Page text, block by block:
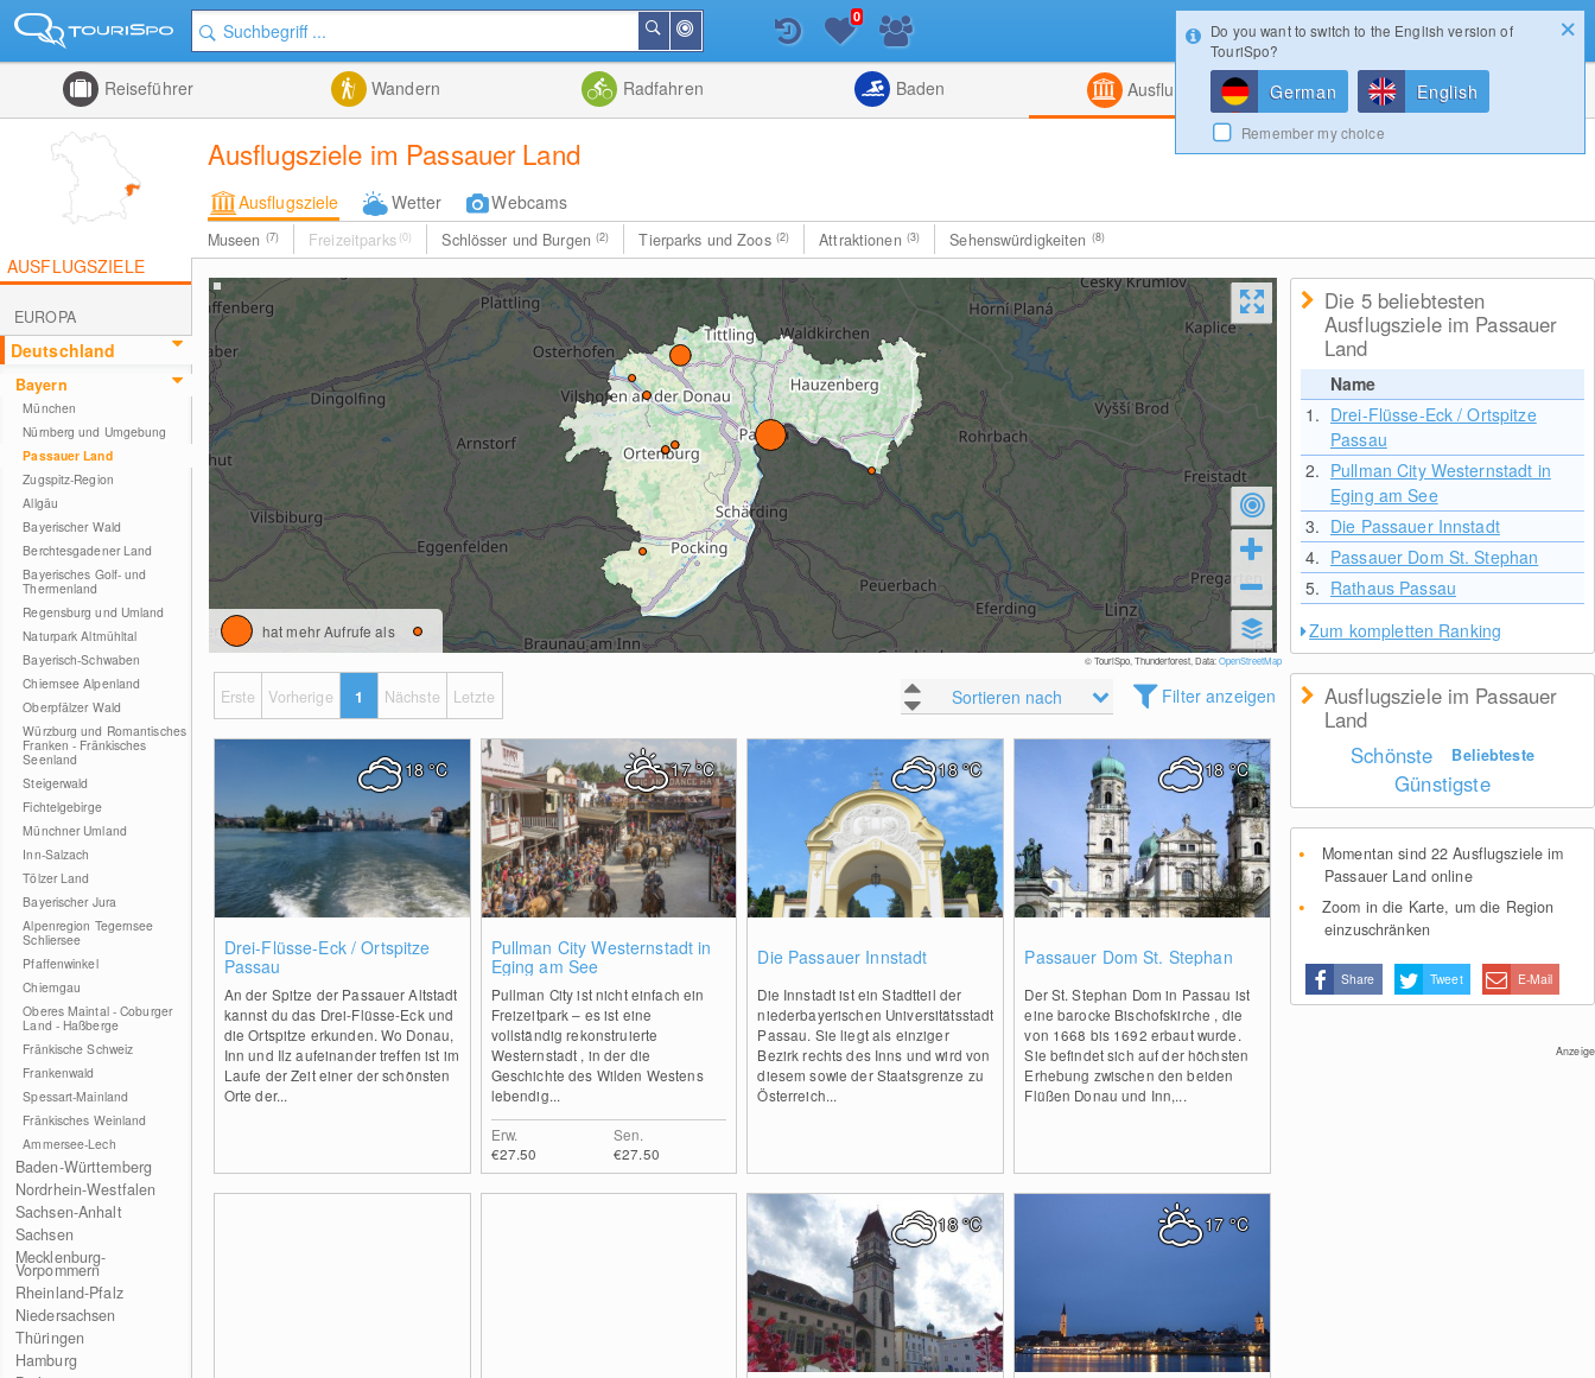
der
Nähe
Suchen
Listenansicht
Kombiniert
0
Reiseführer Wandern Radfahren Baden Ausflugsziele Magazin
Ausflugsziele im Passauer Land
Ausflugsziele Wetter Webcams
Museen (7) Freizeitparks (0) Schlösser und Burgen(2) Tierparks und Zoos (2) Attraktionen (3) Sehenswürdigkeiten (8)
AUSFLUGSZIELE
EUROPA
Deutschland
Bayern
München
Nürnberg und Umgebung
Passauer Land
Zugspitz-Region
Allgäu
Bayerischer Wald
Berchtesgadener Land
Bayerisches Golf- und
Thermenland
Regensburg und Umland
Naturpark Altmühltal
Bayerisch-Schwaben
Chiemsee Alpenland
Oberpfälzer Wald
Würzburg und Romantisches
Franken - Fränkisches
Seenland
Steigerwald
Fichtelgebirge
Münchner Umland
Inn-Salzach
Tölzer Land
Bayerischer Jura
Alpenregion Tegernsee
Schliersee
Pfaffenwinkel
Chiemgau
Oberes Maintal - Coburger
Land - Haßberge
Fränkische Schweiz
Frankenwald
Spessart-Mainland
Fränkisches Weinland
Ammersee-Lech
Baden-Württemberg
Nordrhein-Westfalen
Sachsen-Anhalt
Sachsen
Mecklenburg-
Vorpommern
Rheinland-Pfalz
Niedersachsen
Thüringen
Hamburg
hat mehr Aufrufe als
© TouriSpo, Thunderforest, Data:OpenStreetMap
Sortieren nach Filter anzeigen
Erste Vorherige 1 Nächste Letzte
Drei-Flüsse-Eck / Ortspitze
Passau
An der Spitze der Passauer Altstadt
kannst du das Drei-Flüsse-Eck und
die Ortspitze erkunden. Wo Donau,
Inn und Ilz aufeinander treffen ist im
Laufe der Zeit einer der schönsten
Orte der...
18°C
Pullman City Westernstadt in
Eging am See
Pullman City ist nicht einfach ein
Freizeitpark – es ist eine
vollständig rekonstruierte
Westernstadt , in der die
Geschichte des Wilden Westens
lebendig...
Erw.
€27.50
Sen.
€27.50
17°C
Die Passauer Innstadt
Die Innstadt ist ein Stadtteil der
niederbayerischen Universitätsstadt
Passau. Sie liegt als einziger
Bezirk rechts des Inns und wird von
diesem sowie der Staatsgrenze zu
Österreich...
18°C
Passauer Dom St. Stephan
Der St. Stephan Dom in Passau ist
eine barocke Bischofskirche , die
von 1668 bis 1692 erbaut wurde.
Sie befindet sich auf der höchsten
Erhebung zwischen den beiden
Flüßen Donau und Inn,...
18°C
18°C 17°C
Die 5 beliebtesten
Ausflugsziele im Passauer
Land
Name
1. Drei-Flüsse-Eck / Ortspitze
Passau
2. Pullman City Westernstadt in
Eging am See
3. Die Passauer Innstadt
4. Passauer Dom St. Stephan
5. Rathaus Passau
Zum kompletten Ranking
Ausflugsziele im Passauer
Land
Schönste
Beliebteste
Günstigste
Momentan sind 22 Ausflugsziele im
Passauer Land online
Zoom in die Karte, um die Region
einzuschränken
Share Tweet E-Mail
Anzeige
Login
Do you want to switch to the English version of
TouriSpo?
German English
Remember my choice
Konfigurator Gewinnspiele